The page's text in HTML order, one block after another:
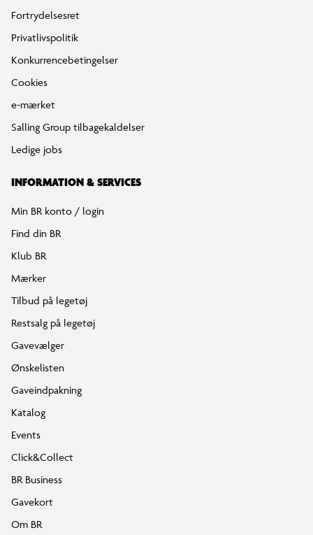
Fortrydelsesret
Privatlivspolitik
Konkurrencebetingelser
Cookies
e-mærket
Salling Group tilbagekaldelser
Ledige jobs
INFORMATION & SERVICES
Min BR konto / login
Find din BR
Klub BR
Mærker
Tilbud på legetøj
Restsalg på legetøj
Gavevælger
Ønskelisten
Gaveindpakning
Katalog
Events
Click&Collect
BR Business
Gavekort
Om BR